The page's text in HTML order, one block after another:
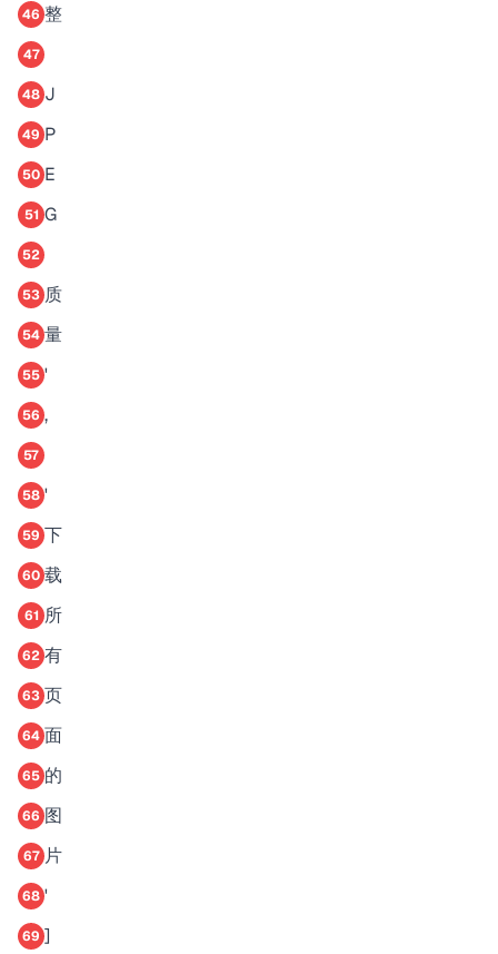
46 整
47
48 J
49 P
50 E
51 G
52
53 质
54 量
55 '
56 ,
57
58 '
59 下
60 载
61 所
62 有
63 页
64 面
65 的
66 图
67 片
68 '
69 ]